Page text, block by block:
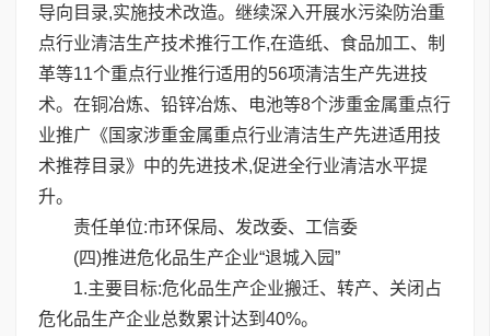
导向目录,实施技术改造。继续深入开展水污染防治重
点行业清洁生产技术推行工作,在造纸、食品加工、制
革等11个重点行业推行适用的56项清洁生产先进技
术。在铜冶炼、铅锌冶炼、电池等8个涉重金属重点行
业推广《国家涉重金属重点行业清洁生产先进适用技
术推荐目录》中的先进技术,促进全行业清洁水平提
升。
责任单位:市环保局、发改委、工信委
(四)推进危化品生产企业“退城入园”
1.主要目标:危化品生产企业搬迁、转产、关闭占
危化品生产企业总数累计达到40%。